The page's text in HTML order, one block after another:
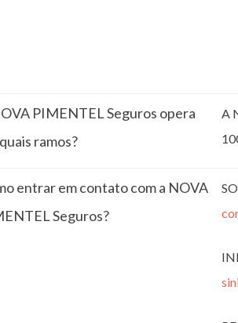
PIMENTEL Seguros opera
ramos?
A
entrar em contato com a NOVA
Seguros?